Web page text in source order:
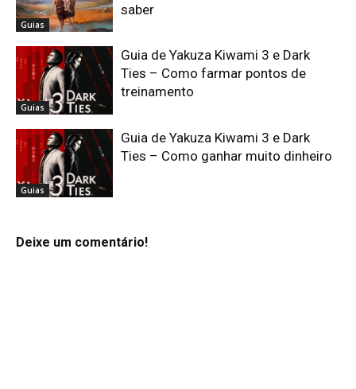
Guias
saber
Guias
Guia de Yakuza Kiwami 3 e Dark
Ties – Como farmar pontos de
treinamento
Guias
Guia de Yakuza Kiwami 3 e Dark
Ties – Como ganhar muito dinheiro
Deixe um comentário!